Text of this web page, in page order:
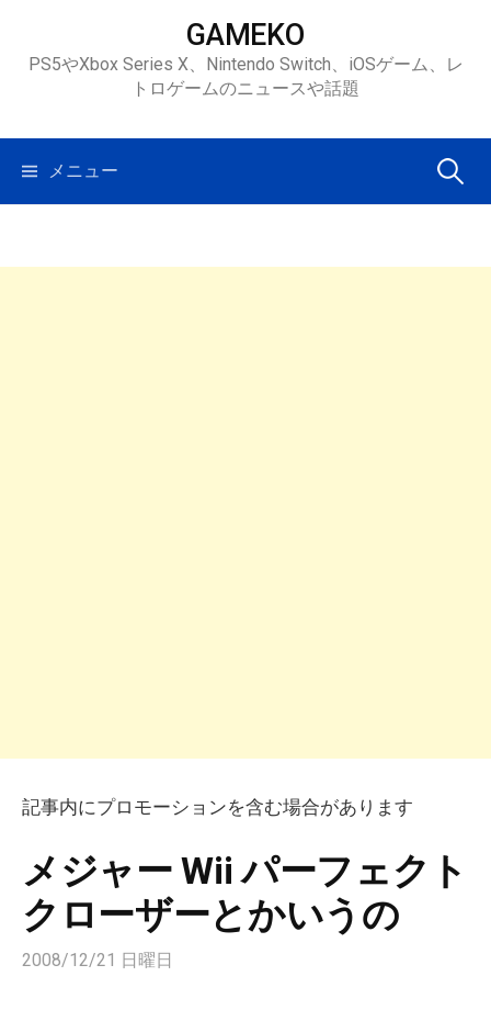
ツ
ス
GAMEKO
PS5やXbox Series X、Nintendo Switch、iOSゲーム、レ
トロゲームのニュースや話題
メニュー 検
記事内にプロモーションを含む場合があります
メジャー Wii パーフェクト
クローザーとかいうの
2008/12/21 日曜日